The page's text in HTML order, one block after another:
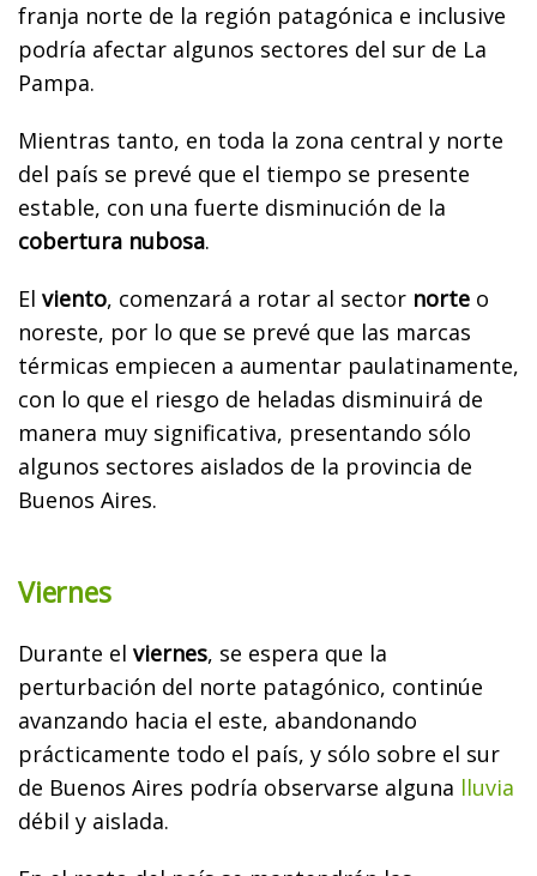
franja norte de la región patagónica e inclusive
podría afectar algunos sectores del sur de La
Pampa.
Mientras tanto, en toda la zona central y norte
del país se prevé que el tiempo se presente
estable, con una fuerte disminución de la
cobertura nubosa.
El viento, comenzará a rotar al sector norte o
noreste, por lo que se prevé que las marcas
térmicas empiecen a aumentar paulatinamente,
con lo que el riesgo de heladas disminuirá de
manera muy significativa, presentando sólo
algunos sectores aislados de la provincia de
Buenos Aires.
Viernes
Durante el viernes, se espera que la
perturbación del norte patagónico, continúe
avanzando hacia el este, abandonando
prácticamente todo el país, y sólo sobre el sur
de Buenos Aires podría observarse alguna lluvia
débil y aislada.